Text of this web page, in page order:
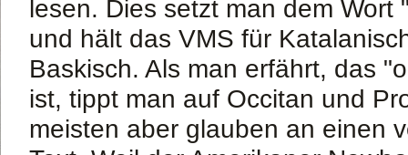
lesen. Dies setzt man dem Wort
und hält das VMS für
Baskisch. Als man erfährt, das
ist, tippt man auf Occitan und
meisten aber glauben an einen